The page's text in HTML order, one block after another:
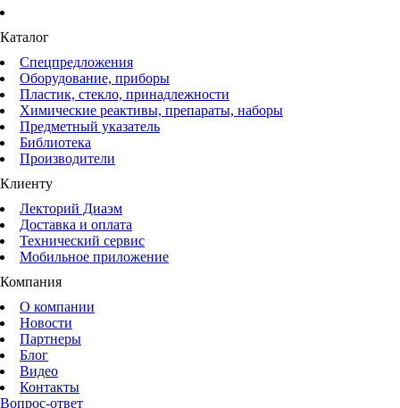
Каталог
Спецпредложения
Оборудование, приборы
Пластик, стекло, принадлежности
Химические реактивы, препараты, наборы
Предметный указатель
Библиотека
Производители
Клиенту
Лекторий Диаэм
Доставка и оплата
Технический сервис
Мобильное приложение
Компания
О компании
Новости
Партнеры
Блог
Видео
Контакты
Вопрос-ответ